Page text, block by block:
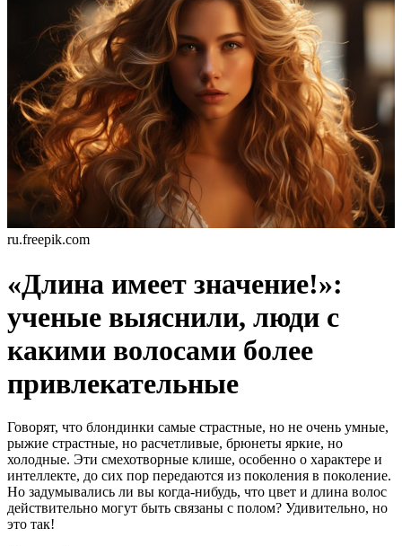
ru.freepik.com
«Длина имеет значение!»:
ученые выяснили, люди с
какими волосами более
привлекательные
Говорят, что блондинки самые страстные, но не очень умные,
рыжие страстные, но расчетливые, брюнеты яркие, но
холодные. Эти смехотворные клише, особенно о характере и
интеллекте, до сих пор передаются из поколения в поколение.
Но задумывались ли вы когда-нибудь, что цвет и длина волос
действительно могут быть связаны с полом? Удивительно, но
это так!